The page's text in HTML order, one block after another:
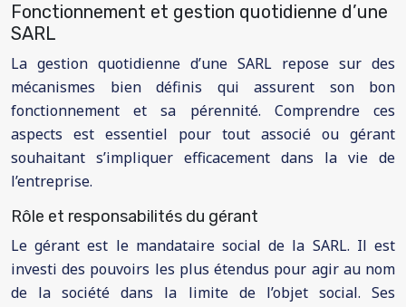
Fonctionnement et gestion quotidienne d’une
SARL
La gestion quotidienne d’une SARL repose sur des
mécanismes bien définis qui assurent son bon
fonctionnement et sa pérennité. Comprendre ces
aspects est essentiel pour tout associé ou gérant
souhaitant s’impliquer efficacement dans la vie de
l’entreprise.
Rôle et responsabilités du gérant
Le gérant est le mandataire social de la SARL. Il est
investi des pouvoirs les plus étendus pour agir au nom
de la société dans la limite de l’objet social. Ses